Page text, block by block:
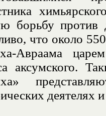
борьбу против
что около
Авраама
аксумского.
деятелях